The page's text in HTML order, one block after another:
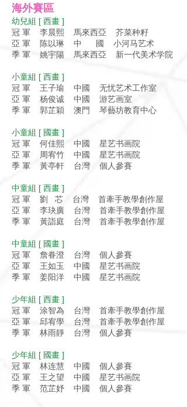
海外賽區
幼兒組 [ 西畫 ]
冠 軍 李晨熙 馬來西亞 芥菜种籽
亞 軍 陈以琳 中 國 小河马艺术
季 軍 姚宇陽 馬來西亞 新一代美术学院
小童組 [ 西畫 ]
冠 軍 王子瑜 中國 无忧艺术工作室
亞 軍 杨俊诚 中國 游艺画室
季 軍 郭芷穎 澳門 琴藝坊教育中心
小童組 [ 國畫 ]
冠 軍 何佳熙 中國 星艺书画院
亞 軍 周宥竹 中國 星艺书画院
季 軍 黃亭軒 台灣 個人參賽
中童組 [ 西畫 ]
冠 軍 劉 芯 台灣 首牽手教學創作屋
亞 軍 李玦廣 台灣 首牽手教學創作屋
季 軍 黃詣庭 台灣 首牽手教學創作屋
中童組 [ 國畫 ]
冠 軍 詹眷澄 台灣 個人參賽
亞 軍 王如玉 中國 星艺书画院
季 軍 姜阳洋 中國 星艺书画院
少年組 [ 西畫 ]
冠 軍 涂智為 台灣 首牽手教學創作屋
亞 軍 邱宥學 台灣 首牽手教學創作屋
季 軍 林雨靜 台灣 個人參賽
少年組 [ 國畫 ]
冠 軍 林连慧 中國 個人參賽
亞 軍 王之望 中國 星艺书画院
季 軍 范芷妤 中國 個人參賽